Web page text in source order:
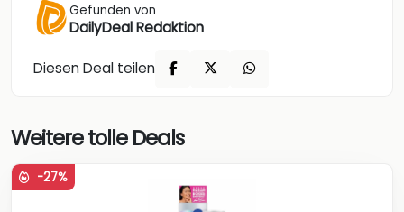
Gefunden von
DailyDeal Redaktion
Diesen Deal teilen
Weitere tolle Deals
-27%